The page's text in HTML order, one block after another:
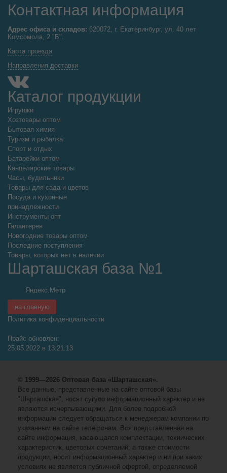
Контактная информация
Адрес офиса и складов: 620072, г. Екатеринбург, ул. 40 лет
Комсомола, 2 "Б".
Карта проезда
Направления доставки
Каталог продукции
Игрушки
Хозтовары оптом
Бытовая химия
Туризм и рыбалка
Спорт и отдых
Батарейки оптом
Канцелярские товары
Часы, будильники
Товары для сада и цветов
Посуда и кухонные
принадлежности
Инструменты опт
Галантерея
Новогодние товары оптом
Последние поступления
Товары, которых нет в наличии
Шарташская база №1
на главную
Политика конфиденциальности
Прайс обновлен:
25.05.2022 в 13:21:13
© 1999—2026 Оптовая база «Шарташская».
Все данные, представленные на сайте оптовой базы
"Шарташская", носят сугубо информационный характер и не
являются исчерпывающими. Для более подробной
информации следует обращаться к менеджерам компании по
указанным на сайте телефонам. Вся представленная на
сайте информация, касающаяся комплектации, технических
характеристик, цветовых сочетаний, а также стоимости
продукции, носит информационный характер и ни при каких
условиях не является публичной офертой, определяемой